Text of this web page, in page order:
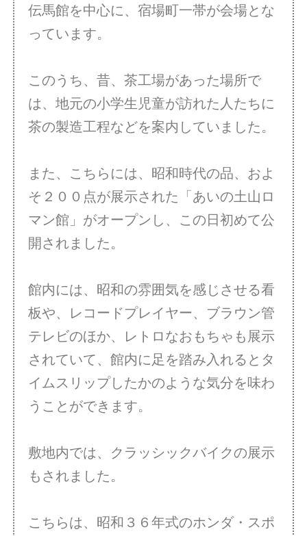
伝馬館を中心に、宿場町一帯が会場とな
っています。
このうち、昔、茶工場があった場所で
は、地元の小学生児童が訪れた人たちに
茶の製造工程などを案内していました。
また、こちらには、昭和時代の品、およ
そ２００点が展示された「あいの土山ロ
マン館」がオープンし、この日初めて公
開されました。
館内には、昭和の雰囲気を感じさせる看
板や、レコードプレイヤー、ブラウン管
テレビのほか、レトロなおもちゃも展示
されていて、館内に足を踏み入れるとタ
イムスリップしたかのような気分を味わ
うことができます。
敷地内では、クラッシックバイクの展示
もされました。
こちらは、昭和３６年式のホンダ・スポ